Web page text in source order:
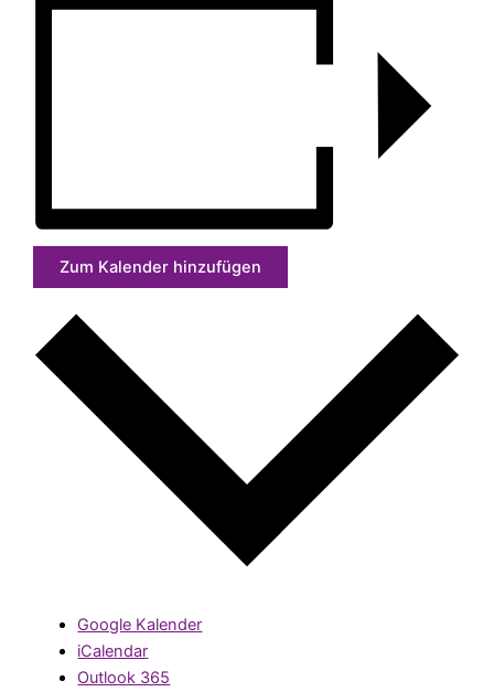
Zum Kalender hinzufügen
Google Kalender
iCalendar
Outlook 365